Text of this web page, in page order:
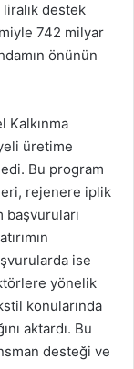
liralık destek
742 milyar
önünün
Kalkınma
üretime
Bu program
rejenere iplik
başvuruları
ise
yönelik
konularında
aktardı. Bu
desteği ve